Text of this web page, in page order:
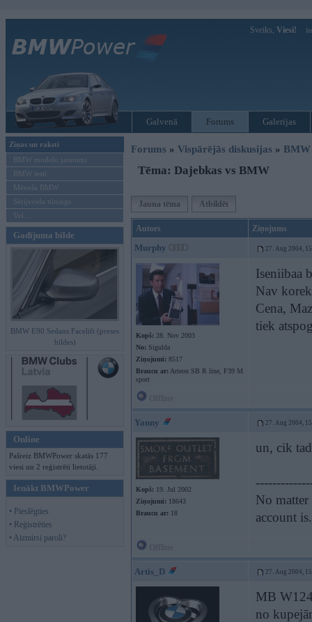
Sveiks, Viesi!
Galvenā Forums Galerijas
Ziņas un raksti
BMW modeļu jaunumi
BMW testi
Mēneša BMW
Sērijveida tūnings
Vel...
Gadījuma bilde
BMW E90 Sedans Facelift (preses
bildes)
Online
Pašreiz BMWPower skatās 177
viesi un 2 reģistrēti lietotāji.
Ienākt BMWPower
• Pieslēgties
• Reģistrēties
• Aizmirsi paroli?
Forums » Vispārējās diskusijas »
Tēma: Dajebkas vs BMW
Jauna tēma Atbildēt
Autors Ziņojums
Murphy 27. Aug 2004,
Kopš: 28. Nov 2003
No: Sigulda
Ziņojumi: 8517
Braucu ar: Arteon SB R line, F39 M
sport
Iseniibaa
Nav
Cena,
tiek
Yanny 27. Aug 2004,
Kopš: 19. Jul 2002
Ziņojumi: 18643
Braucu ar: 18
un, cik
No
account
Artis_D 27. Aug 2004,
MB
no